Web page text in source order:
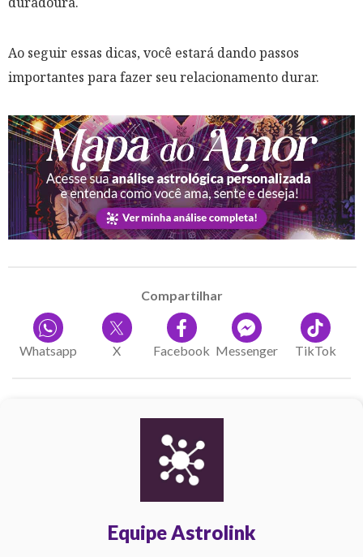
Ao seguir essas dicas, você estará dando passos
importantes para fazer seu relacionamento durar.
Compartilhar
Whatsapp X Facebook Messenger TikTok
Equipe Astrolink